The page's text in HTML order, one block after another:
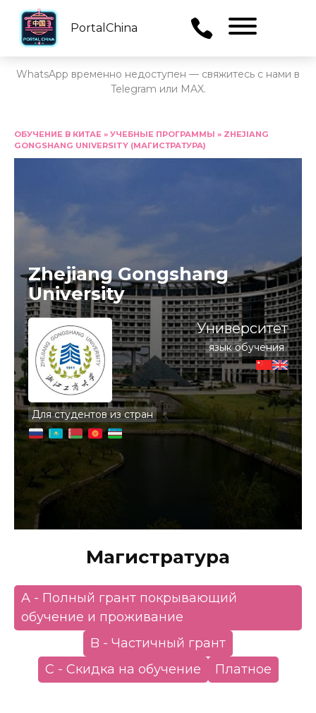
PortalChina
WhatsApp временно недоступен — свяжитесь с нами в
Telegram или MAX.
содержанию
ОБУЧЕНИЕ В КИТАЕ » УЧЕБНЫЕ ПРОГРАММЫ » ZHEJIANG
GONGSHANG UNIVERSITY (МАГИСТРАТУРА)
Zhejiang Gongshang
University
Для студентов из стран
Университет
язык обучения
Магистратура
A - Полный грант покрывающий
обучение и проживание
B - Частичный грант
С - Скидка на обучение
Платное